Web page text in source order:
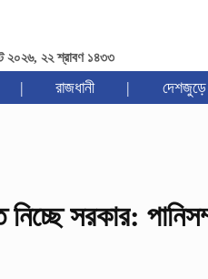
২০২৬, ২২ শ্রাবণ ১৪৩৩
| রাজধানী | দেশজুড়ে
নিচ্ছে সরকার: